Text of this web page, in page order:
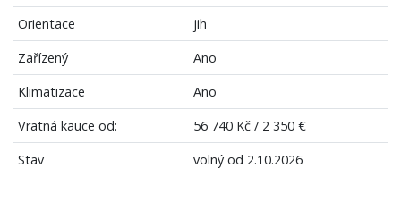
Orientace
jih
Zařízený
Ano
Klimatizace
Ano
Vratná kauce od:
56 740 Kč / 2 350 €
Stav
volný od 2.10.2026